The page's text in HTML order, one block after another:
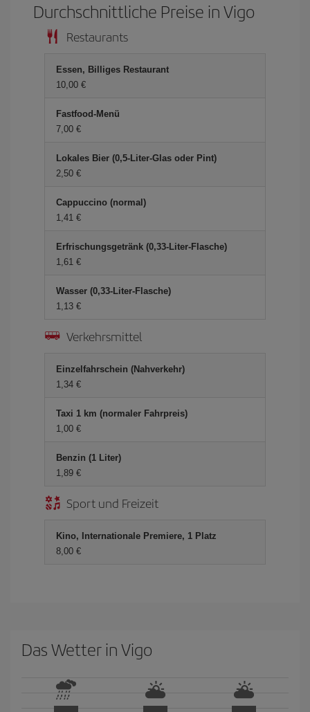
Durchschnittliche Preise in Vigo
Restaurants
Essen, Billiges Restaurant
10,00 €
Fastfood-Menü
7,00 €
Lokales Bier (0,5-Liter-Glas oder Pint)
2,50 €
Cappuccino (normal)
1,41 €
Erfrischungsgetränk (0,33-Liter-Flasche)
1,61 €
Wasser (0,33-Liter-Flasche)
1,13 €
Verkehrsmittel
Einzelfahrschein (Nahverkehr)
1,34 €
Taxi 1 km (normaler Fahrpreis)
1,00 €
Benzin (1 Liter)
1,89 €
Sport und Freizeit
Kino, Internationale Premiere, 1 Platz
8,00 €
Das Wetter in Vigo